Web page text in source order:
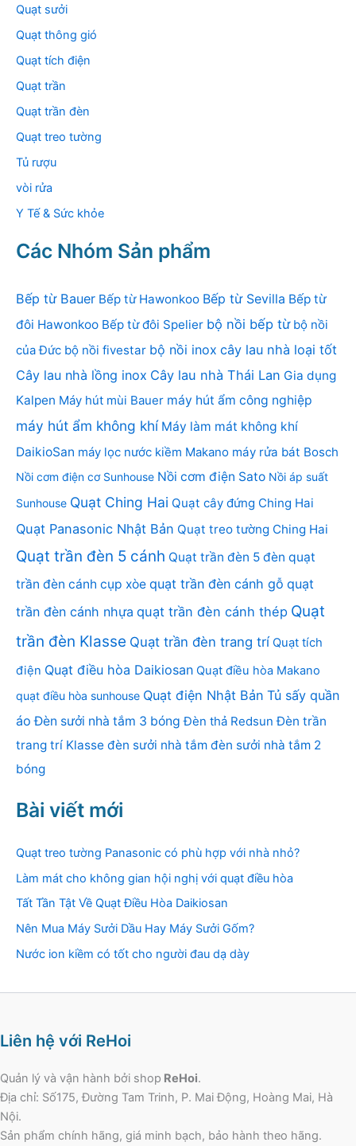
Quạt sưởi
Quạt thông gió
Quạt tích điện
Quạt trần
Quạt trần đèn
Quạt treo tường
Tủ rượu
vòi rửa
Y Tế & Sức khỏe
Các Nhóm Sản phẩm
Bếp từ Bauer Bếp từ Hawonkoo Bếp từ Sevilla Bếp từ
đôi Hawonkoo Bếp từ đôi Spelier bộ nồi bếp từ bộ nồi
của Đức bộ nồi fivestar bộ nồi inox cây lau nhà loại tốt
Cây lau nhà lồng inox Cây lau nhà Thái Lan Gia dụng
Kalpen Máy hút mùi Bauer máy hút ẩm công nghiệp
máy hút ẩm không khí Máy làm mát không khí
DaikioSan máy lọc nước kiềm Makano máy rửa bát Bosch
Nồi cơm điện cơ Sunhouse Nồi cơm điện Sato Nồi áp suất
Sunhouse Quạt Ching Hai Quạt cây đứng Ching Hai
Quạt Panasonic Nhật Bản Quạt treo tường Ching Hai
Quạt trần đèn 5 cánh Quạt trần đèn 5 đèn quạt
trần đèn cánh cụp xòe quạt trần đèn cánh gỗ quạt
trần đèn cánh nhựa quạt trần đèn cánh thép Quạt
trần đèn Klasse Quạt trần đèn trang trí Quạt tích
điện Quạt điều hòa Daikiosan Quạt điều hòa Makano
quạt điều hòa sunhouse Quạt điện Nhật Bản Tủ sấy quần
áo Đèn sưởi nhà tắm 3 bóng Đèn thả Redsun Đèn trần
trang trí Klasse đèn sưởi nhà tắm đèn sưởi nhà tắm 2
bóng
Bài viết mới
Quạt treo tường Panasonic có phù hợp với nhà nhỏ?
Làm mát cho không gian hội nghị với quạt điều hòa
Tất Tần Tật Về Quạt Điều Hòa Daikiosan
Nên Mua Máy Sưởi Dầu Hay Máy Sưởi Gốm?
Nước ion kiềm có tốt cho người đau dạ dày
Liên hệ với ReHoi
Quản lý và vận hành bởi shop ReHoi.
Địa chỉ: Số175, Đường Tam Trinh, P. Mai Động, Hoàng Mai, Hà
Nội.
Sản phẩm chính hãng, giá minh bạch, bảo hành theo hãng.